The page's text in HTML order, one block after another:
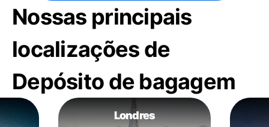
Nossas principais
localizações de
Depósito de bagagem
Londres